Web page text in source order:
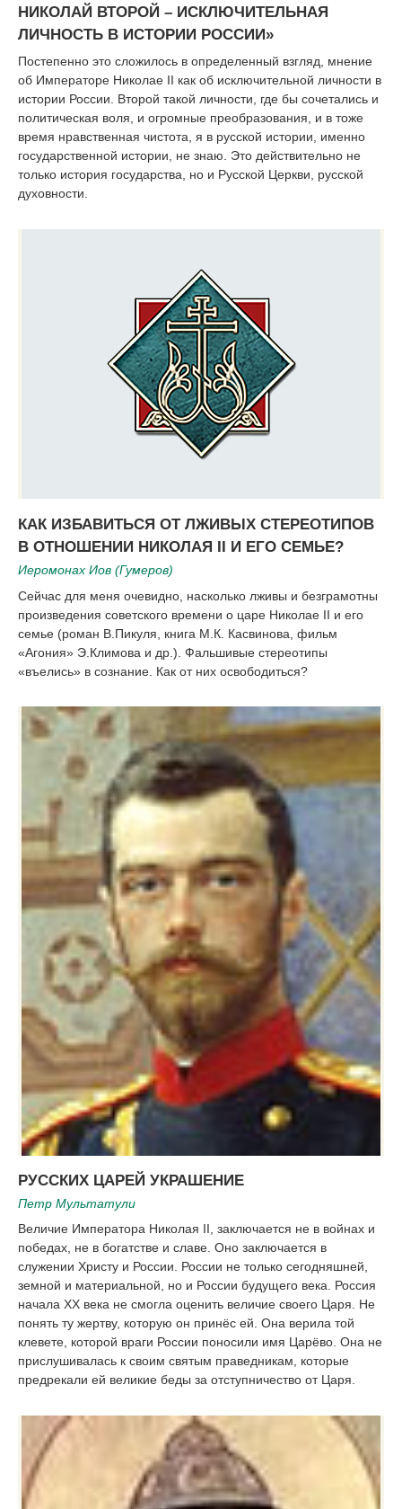
НИКОЛАЙ ВТОРОЙ – ИСКЛЮЧИТЕЛЬНАЯ
ЛИЧНОСТЬ В ИСТОРИИ РОССИИ»
Постепенно это сложилось в определенный взгляд, мнение
об Императоре Николае II как об исключительной личности в
истории России. Второй такой личности, где бы сочетались и
политическая воля, и огромные преобразования, и в тоже
время нравственная чистота, я в русской истории, именно
государственной истории, не знаю. Это действительно не
только история государства, но и Русской Церкви, русской
духовности.
КАК ИЗБАВИТЬСЯ ОТ ЛЖИВЫХ СТЕРЕОТИПОВ
В ОТНОШЕНИИ НИКОЛАЯ II И ЕГО СЕМЬЕ?
Иеромонах Иов (Гумеров)
Сейчас для меня очевидно, насколько лживы и безграмотны
произведения советского времени о царе Николае II и его
семье (роман В.Пикуля, книга М.К. Касвинова, фильм
«Агония» Э.Климова и др.). Фальшивые стереотипы
«въелись» в сознание. Как от них освободиться?
РУССКИХ ЦАРЕЙ УКРАШЕНИЕ
Петр Мультатули
Величие Императора Николая II, заключается не в войнах и
победах, не в богатстве и славе. Оно заключается в
служении Христу и России. России не только сегодняшней,
земной и материальной, но и России будущего века. Россия
начала ХХ века не смогла оценить величие своего Царя. Не
понять ту жертву, которую он принёс ей. Она верила той
клевете, которой враги России поносили имя Царёво. Она не
прислушивалась к своим святым праведникам, которые
предрекали ей великие беды за отступничество от Царя.